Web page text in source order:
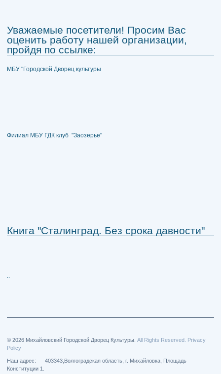
Уважаемые посетители! Просим Вас
оценить работу нашей организации,
пройдя по ссылке:
МБУ "Городской Дворец культуры
Филиал МБУ ГДК клуб "Заозерье"
Книга "Сталинград. Без срока давности"
© 2026 Михайловский Городской Дворец Культуры. All Rights Reserved. Privacy
Policy
Наш адрес: 403343,Волгоградская область, г. Михайловка, Площадь
Конституции 1.